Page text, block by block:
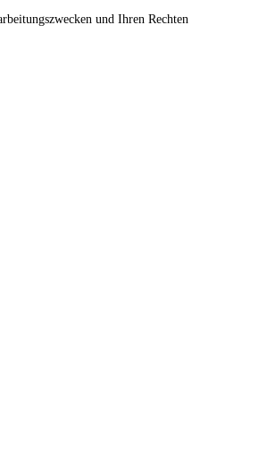
und Ihren Rechten